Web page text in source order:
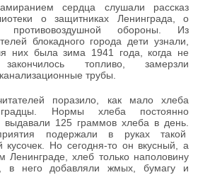
сердца слушали рассказ
о защитниках Ленинграда, о
противовоздушной обороны. Из
блокадного города дети узнали,
них была зима 1941 года, когда не
топливо, замерзли
трубы.
поразило, как мало хлеба
Нормы хлеба постоянно
выдавали 125 граммов хлеба в день.
подержали в руках такой
кусочек. Но сегодня-то он вкусный, а
Ленинграде, хлеб только наполовину
в него добавляли жмых, бумагу и